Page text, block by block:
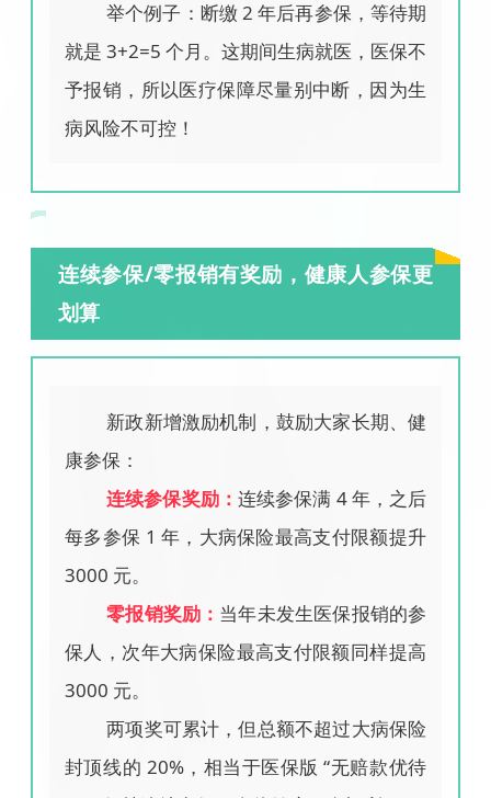
举个例子：断缴 2 年后再参保，等待期
就是 3+2=5 个月。这期间生病就医，医保不
予报销，所以医疗保障尽量别中断，因为生
病风险不可控！
连续参保/零报销有奖励，健康人参保更
划算
新政新增激励机制，鼓励大家长期、健
康参保：
连续参保奖励： 连续参保满 4 年，之后
每多参保 1 年，大病保险最高支付限额提升
3000 元。
零报销奖励： 当年未发生医保报销的参
保人，次年大病保险最高支付限额同样提高
3000 元。
两项奖可累计，但总额不超过大病保险
封顶线的 20%，相当于医保版 “无赔款优待